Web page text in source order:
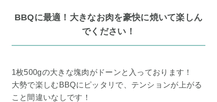
BBQに最適！大きなお肉を豪快に焼いて楽しん
でください！
1枚500gの大きな塊肉がドーンと入っております！
大勢で楽しむBBQにピッタリで、テンションが上がる
こと間違いなしです！